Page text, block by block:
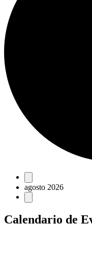
Eventos
agosto 2026
Calendario de